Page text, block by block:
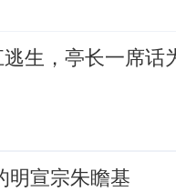
生，亭长一席话
明宣宗朱瞻基